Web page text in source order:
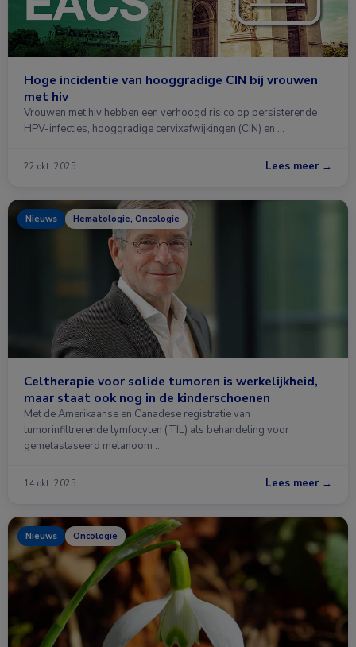
Hoge incidentie van hooggradige CIN bij vrouwen
met hiv
Vrouwen met hiv hebben een verhoogd risico op persisterende
HPV-infecties, hooggradige cervixafwijkingen (CIN) en …
22 okt. 2025 Lees meer →
Nieuws Hematologie, Oncologie
Celtherapie voor solide tumoren is werkelijkheid,
maar staat ook nog in de kinderschoenen
Met de Amerikaanse en Canadese registratie van
tumorinfiltrerende lymfocyten (TIL) als behandeling voor
gemetastaseerd melanoom …
14 okt. 2025 Lees meer →
Nieuws Oncologie